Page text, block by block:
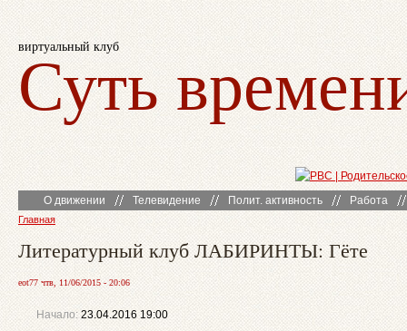
виртуальный клуб
Суть
О движении Телевидение Полит. активность Работа
Главная
Литературный клуб ЛАБИРИНТЫ: Гёте
eot77 чтв, 11/06/2015 - 20:06
Начало: 23.04.2016 19:00